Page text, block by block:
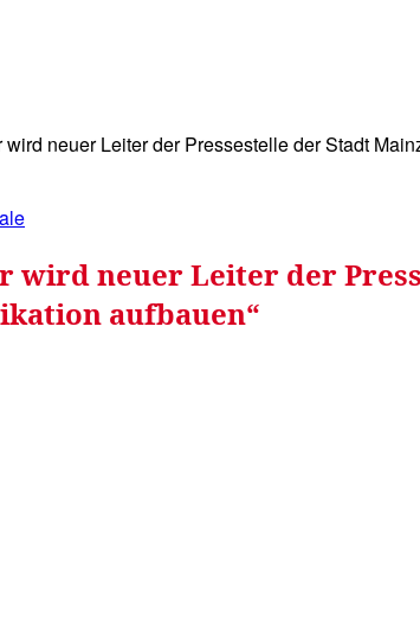
neuer Leiter der Pressestelle der Stadt
wird neuer Leiter der
aufbauen“